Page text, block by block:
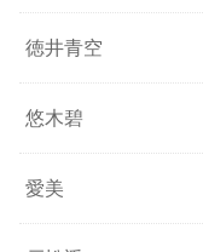
徳井青空
悠木碧
愛美